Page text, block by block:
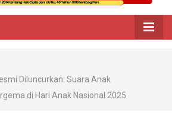
Diluncurkan: Suara Anak
di Hari Anak Nasional 2025